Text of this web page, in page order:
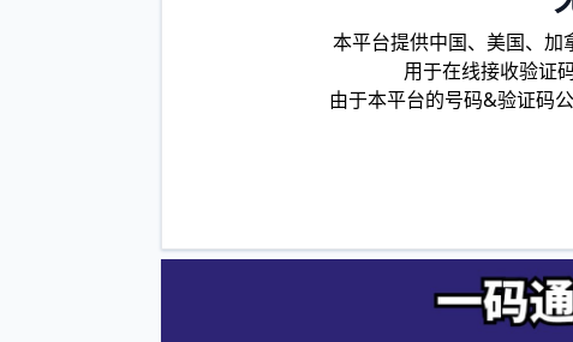
本平台提供中国、美国、加
用于在线接收验证
由于本平台的号码&验证码